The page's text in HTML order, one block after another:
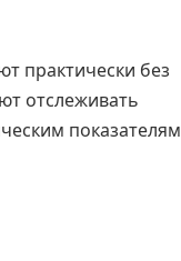
практически без
отслеживать
показателям